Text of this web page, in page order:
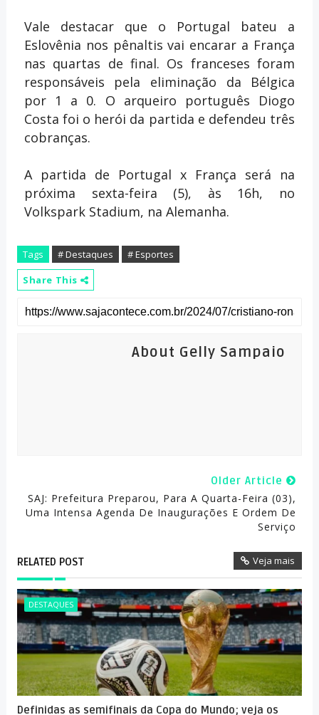
Vale destacar que o Portugal bateu a
Eslovênia nos pênaltis vai encarar a França
nas quartas de final. Os franceses foram
responsáveis pela eliminação da Bélgica
por 1 a 0. O arqueiro português Diogo
Costa foi o herói da partida e defendeu três
cobranças.
A partida de Portugal x França será na
próxima sexta-feira (5), às 16h, no
Volkspark Stadium, na Alemanha.
Tags # Destaques
# Esportes
Share This
About Gelly Sampaio
Older Article
SAJ: Prefeitura Preparou, Para A Quarta-Feira (03),
Uma Intensa Agenda De Inaugurações E Ordem De
Serviço
RELATED POST Veja mais
DESTAQUES
Definidas as semifinais da Copa do Mundo; veja os